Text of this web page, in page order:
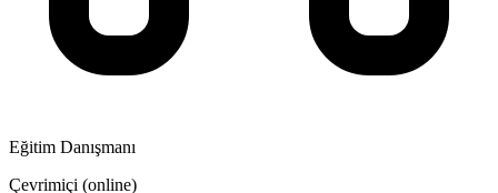
Eğitim Danışmanı
Çevrimiçi (online)